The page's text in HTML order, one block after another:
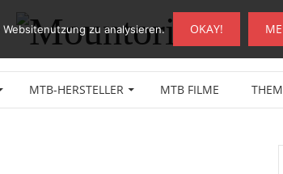
MTB-HERSTELLER MTB FILME
zu analysieren. OKAY!